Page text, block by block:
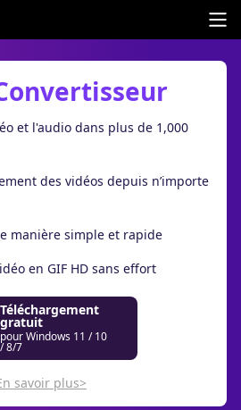
et l'audio dans plus de 1,000
des vidéos depuis n’importe
manière simple et rapide
en GIF HD sans effort
Téléchargement
gratuit
pour Windows 11 / 10
/ 8/7
savoir plus>